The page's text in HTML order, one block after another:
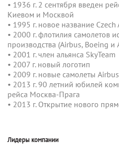
• 1936 г. 2 сентября введен
Киевом и Москвой
• 1995 г. новое название Czech
• 2000 г. флотилия самолетов
производства (Airbus, Boeing и
• 2001 г. член альянса SkyTeam
• 2007 г. новый логотип
• 2009 г. новые самолеты
• 2013 г.90 летний юбилей
рейса Москва-Прага
• 2013 г. Открытие нового
Лидеры компании